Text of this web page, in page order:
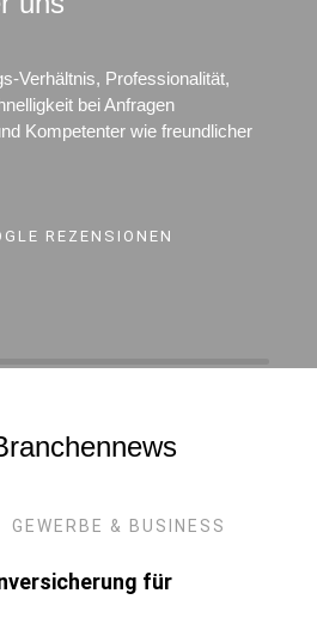
Verhältnis, Professionalität,
bei Anfragen
Kompetenter wie freundlicher
REZENSIONEN
GEWERBE & BUSINESS
für